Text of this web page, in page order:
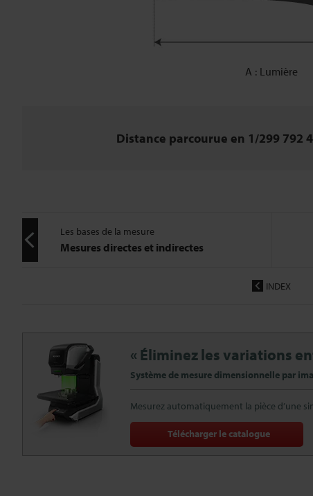
A Lumière
Distance parcourue en 1/299 792
Les bases de la mesure
Mesures directes et indirectes
INDEX
« Éliminez les variations
Système de mesure dimensionnelle par
Mesurez automatiquement la pièce d’une
Télécharger le catalogue